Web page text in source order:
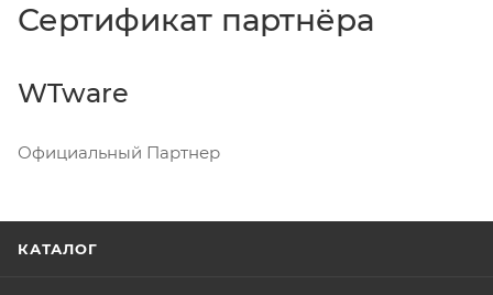
Сертификат партнёра
WTware
Официальный Партнер
КАТАЛОГ